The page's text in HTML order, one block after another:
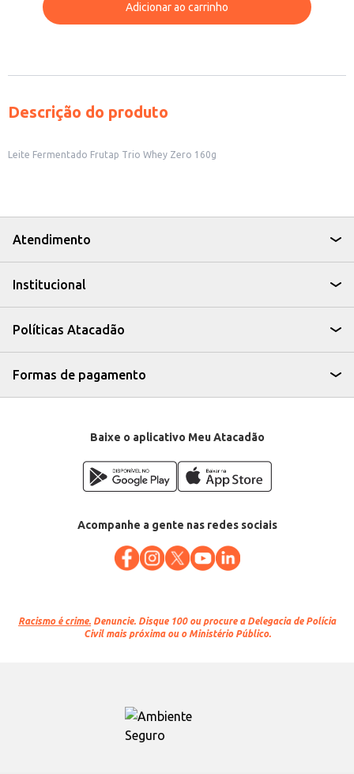
Adicionar ao carrinho
Descrição do produto
Leite Fermentado Frutap Trio Whey Zero 160g
Atendimento
Institucional
Políticas Atacadão
Formas de pagamento
Baixe o aplicativo Meu Atacadão
Acompanhe a gente nas redes sociais
Racismo é crime. Denuncie. Disque 100 ou procure a Delegacia de Polícia
Civil mais próxima ou o Ministério Público.